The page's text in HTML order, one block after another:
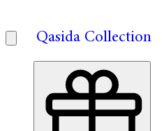
Qasida Collection